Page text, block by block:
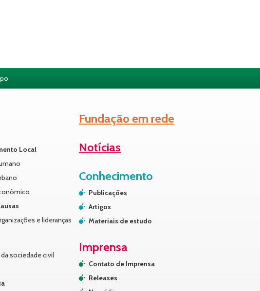
Local
e lideranças
sociedade civil
Fundação em rede
Notícias
Conhecimento
Publicações
Artigos
Materiais de estudo
Imprensa
Contato de Imprensa
Releases